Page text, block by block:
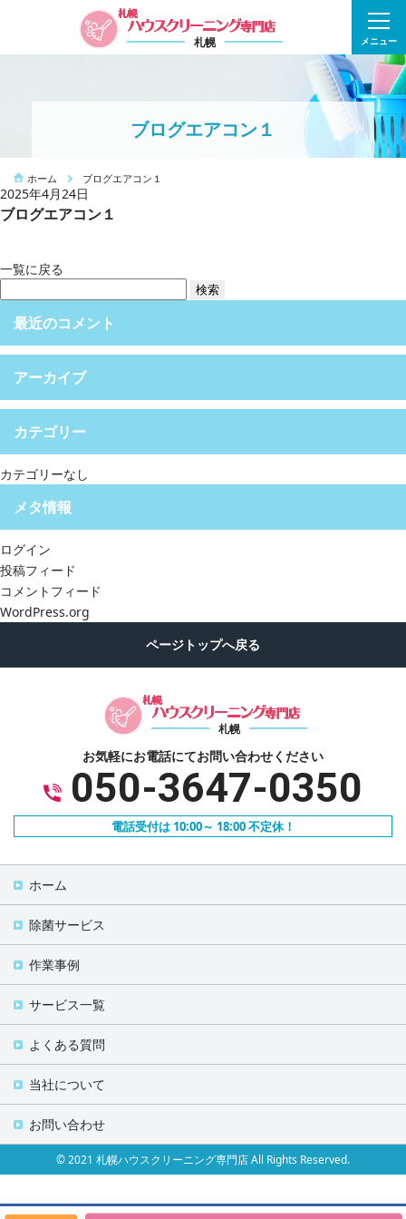
札幌 メニュー
ブログエアコン１
ホーム ブログエアコン１
2025年4月24日
ブログエアコン１
一覧に戻る
索:
最近のコメント
アーカイブ
カテゴリー
カテゴリーなし
メタ情報
ログイン
投稿フィード
コメントフィード
WordPress.org
札幌
お気軽にお電話にてお問い合わせください
050-3647-0350
電話受付は 10:00～ 18:00 不定休！
ホーム
除菌サービス
作業事例
サービス一覧
よくある質問
当社について
お問い合わせ
© 2021 札幌ハウスクリーニング専門店 All Rights Reserved.